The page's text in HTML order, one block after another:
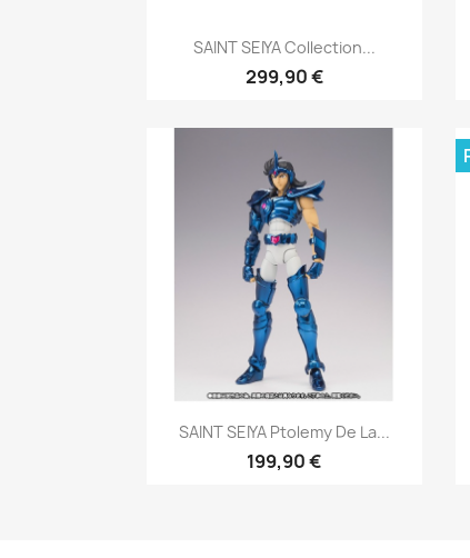
Aperçu rapide
SAINT SEIYA Collection...
299,90 €
Aperçu rapide
SAINT SEIYA Ptolemy De La...
199,90 €